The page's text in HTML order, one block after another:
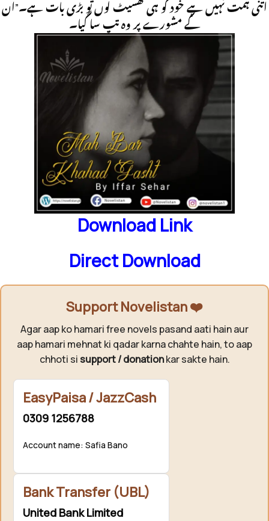
اتنی ہمت نہیں ہے خود کو ہی گھسیٹ لوں تو بڑی بات ہے۔”ان
کے مشورے پر وہ تپ سا گیا۔
Download Link
Direct Download
Support Novelistan ❤️
Agar aap ko hamari free novels pasand aati hain aur
aap hamari mehnat ki qadar karna chahte hain, to aap
chhoti si support / donationkar sakte hain.
EasyPaisa / JazzCash
0309 1256788
Account name: Safia Bano
Bank Transfer (UBL)
United Bank Limited